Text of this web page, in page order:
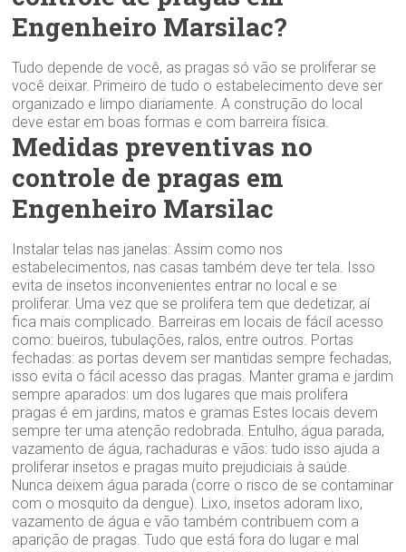
Engenheiro Marsilac?
Tudo depende de você, as pragas só vão se proliferar se
você deixar. Primeiro de tudo o estabelecimento deve ser
organizado e limpo diariamente. A construção do local
deve estar em boas formas e com barreira física.
Medidas preventivas no
controle de pragas em
Engenheiro Marsilac
Instalar telas nas janelas: Assim como nos
estabelecimentos, nas casas também deve ter tela. Isso
evita de insetos inconvenientes entrar no local e se
proliferar. Uma vez que se prolifera tem que dedetizar, aí
fica mais complicado. Barreiras em locais de fácil acesso
como: bueiros, tubulações, ralos, entre outros. Portas
fechadas: as portas devem ser mantidas sempre fechadas,
isso evita o fácil acesso das pragas. Manter grama e jardim
sempre aparados: um dos lugares que mais prolifera
pragas é em jardins, matos e gramas Estes locais devem
sempre ter uma atenção redobrada. Entulho, água parada,
vazamento de água, rachaduras e vãos: tudo isso ajuda a
proliferar insetos e pragas muito prejudiciais à saúde.
Nunca deixem água parada (corre o risco de se contaminar
com o mosquito da dengue). Lixo, insetos adoram lixo,
vazamento de água e vão também contribuem com a
aparição de pragas. Tudo que está fora do lugar e mal